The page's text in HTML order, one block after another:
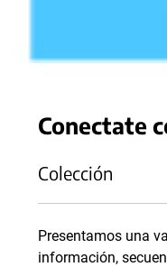
Conectate
Colección
Presentamos una
información,